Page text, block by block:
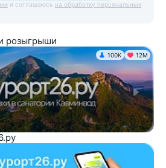
и соглашаюсь на обработку персональных
розыгрыши
100K 12М